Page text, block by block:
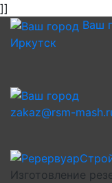
]]
Ваш
Иркутск
zakaz@rsm-
Изготовление